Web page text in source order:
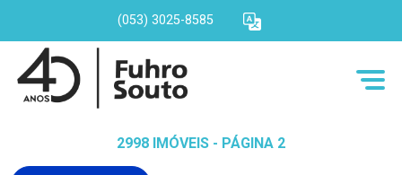
(053) 3025-8585
2998 IMÓVEIS - PÁGINA 2